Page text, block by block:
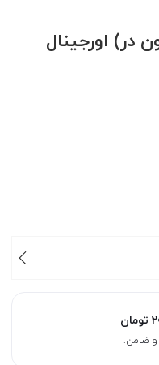
در) اورجینال
تومان